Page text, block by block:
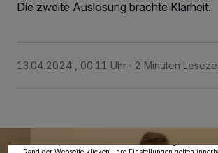
Die zweite Auslosung brachte Klarheit.
13.04.2024 , 00:11 Uhr 2 Minuten
Wir und unsere218
wieder aufrufen, um Ihre Einstellungen zu ändern oder
widerrufen, indem Sie auf den Link Einstellungen oder